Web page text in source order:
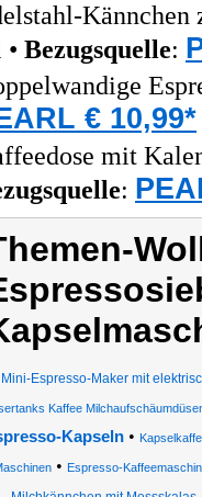
Kännchen
Bezugsquelle:
€ 10,99*
mit
:
Mini-Espresso-Maker mit
Kaffee
Kapseln •
• Espresso-